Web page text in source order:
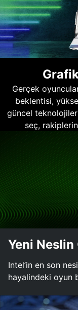
Gerçek
beklentisi,
güncel
seç,
Yeni Neslin
Intel’in en son
hayalindeki oyun